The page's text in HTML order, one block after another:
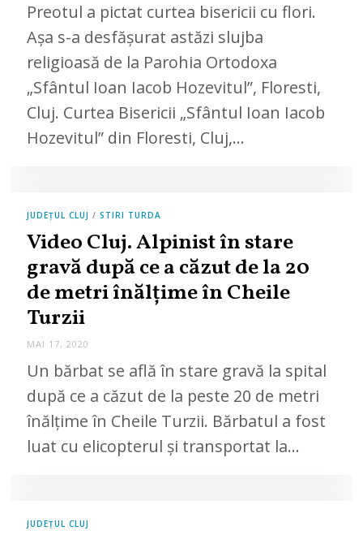
I
1
7
,
2
0
2
0
Preotul a pictat curtea bisericii cu flori.
Așa s-a desfășurat astăzi slujba
religioasă de la Parohia Ortodoxa
„Sfântul Ioan Iacob Hozevitul”, Floresti,
Cluj. Curtea Bisericii „Sfântul Ioan Iacob
Hozevitul” din Floresti, Cluj,…
JUDEȚUL CLUJ / STIRI TURDA
Video Cluj. Alpinist în stare
gravă după ce a căzut de la 20
de metri înălțime în Cheile
Turzii
MAI 17, 2020
I
1
7
,
2
0
2
0
Un bărbat se află în stare gravă la spital
după ce a căzut de la peste 20 de metri
înălțime în Cheile Turzii. Bărbatul a fost
luat cu elicopterul și transportat la…
JUDEȚUL CLUJ